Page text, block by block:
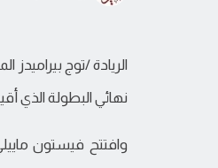
نهائي البطولة الذي